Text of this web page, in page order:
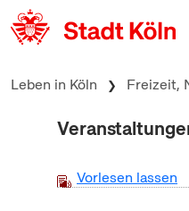
zum Inhalt springen
Leben in Köln Freizeit,
Vorlesen lassen